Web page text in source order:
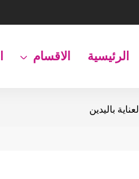
الرئيسية الاقسام
العناية باليدين